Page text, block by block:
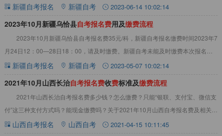
按时缴费即可。详情如下：2023年1
新疆自考报名 新疆自考 2023-06-14 10:02:14
2023年10月新疆乌恰县自考报名费用及缴费流程
2023年10月新疆乌恰县自考报名费35元/科，新疆自考报名缴费时间2023年7
月24日12：00—28日18：00，请及时缴费。新疆自考未能及时缴费本次报名无
效，视为放弃本次报考
新疆自考报名 新疆自考 2023-05-07 10:02:14
2021年10月山西长治自考报名费收费标准及缴费流程
2021年山西长治自考报名费多少钱？怎么缴费？只能“银联、支付宝、微信支
付”这三种支付方式吗？能现金缴费吗？关于2021年10月山西自考报名费及相关注
意事项，详情见下文：2021年
山西自考报名 山西自考 2021-04-15 10:11:45